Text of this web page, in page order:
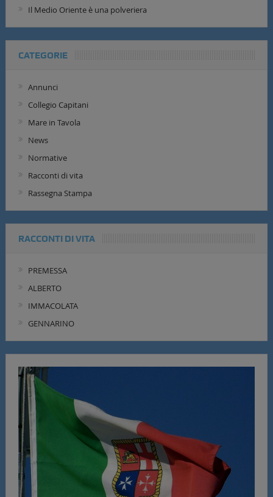
Il Medio Oriente è una polveriera
CATEGORIE
Annunci
Collegio Capitani
Mare in Tavola
News
Normative
Racconti di vita
Rassegna Stampa
RACCONTI DI VITA
PREMESSA
ALBERTO
IMMACOLATA
GENNARINO